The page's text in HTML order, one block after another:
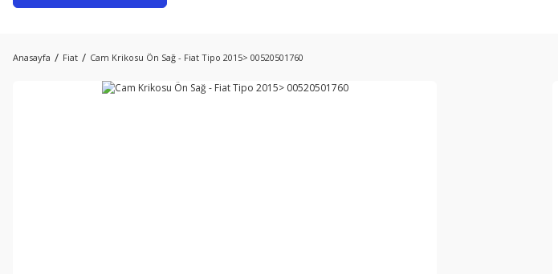
Anasayfa Fiat Cam Krikosu Ön Sağ - Fiat Tipo 2015> 00520501760